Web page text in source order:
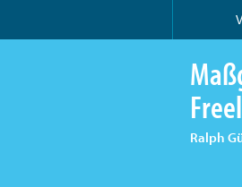
Ralph